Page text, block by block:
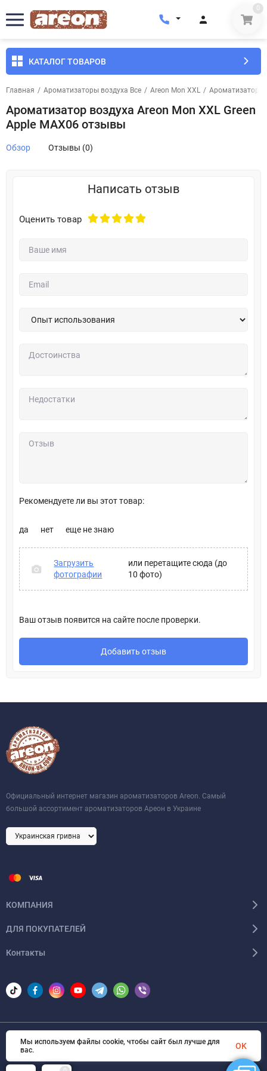
0
КАТАЛОГ ТОВАРОВ
Главная / Ароматизаторы воздуха Все / Areon Mon XXL / Ароматизатор
Ароматизатор воздуха Areon Mon XXL Green
Apple MAX06 отзывы
Обзор Отзывы (0)
Написать отзыв
Оценить товар
Рекомендуете ли вы этот товар:
да нет еще не знаю
Загрузить
фотографии
или перетащите сюда (до
10 фото)
Ваш отзыв появится на сайте после проверки.
Добавить отзыв
Официальный интернет магазин ароматизаторов Areon. Самый
большой ассортимент ароматизаторов Ареон в Украине
КОМПАНИЯ
ДЛЯ ПОКУПАТЕЛЕЙ
Контакты
© 2026 Areon-ua. Все права защищены
Мы используем файлы cookie, чтобы сайт был лучше для
вас.
OK